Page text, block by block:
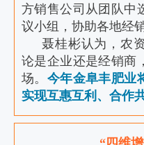
方销售公司从团队中
议小组，协助各地经
聂桂彬认为，农
论是企业还是经销商
场。 今年金阜丰肥业
实现互惠互利、合作